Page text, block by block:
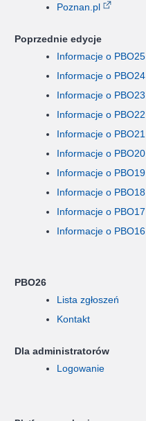
Poznan.pl
Poprzednie edycje
Informacje o PBO25
Informacje o PBO24
Informacje o PBO23
Informacje o PBO22
Informacje o PBO21
Informacje o PBO20
Informacje o PBO19
Informacje o PBO18
Informacje o PBO17
Informacje o PBO16
PBO26
Lista zgłoszeń
Kontakt
Dla administratorów
Logowanie